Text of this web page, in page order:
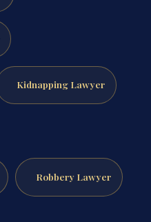
Kidnapping Lawyer
Robbery Lawyer